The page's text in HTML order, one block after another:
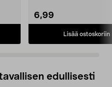
6,99
Lisää ostoskoriin
edullisesti